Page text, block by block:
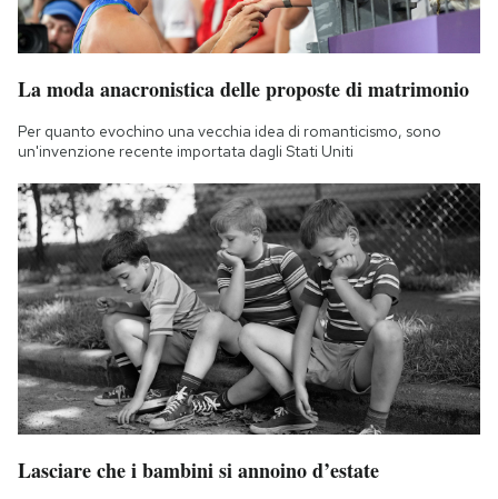
La moda anacronistica delle proposte di matrimonio
Per quanto evochino una vecchia idea di romanticismo, sono
un'invenzione recente importata dagli Stati Uniti
Lasciare che i bambini si annoino d’estate